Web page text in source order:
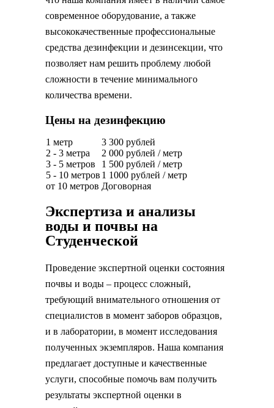
современное оборудование, а также
высококачественные профессиональные
средства дезинфекции и дезинсекции, что
позволяет нам решить проблему любой
сложности в течение минимального
количества времени.
Цены на дезинфекцию
1 метр
3 300 рублей
2 - 3 метра
2 000 рублей / метр
3 - 5 метров
1 500 рублей / метр
5 - 10 метров 1 1000 рублей / метр
от 10 метров Договорная
Экспертиза и анализы
воды и почвы на
Студенческой
Проведение экспертной оценки состояния
почвы и воды – процесс сложный,
требующий внимательного отношения от
специалистов в момент заборов образцов,
и в лаборатории, в момент исследования
полученных экземпляров. Наша компания
предлагает доступные и качественные
услуги, способные помочь вам получить
результаты экспертной оценки в